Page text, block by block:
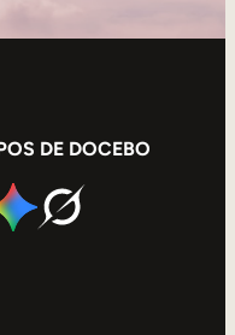
DE DOCEBO